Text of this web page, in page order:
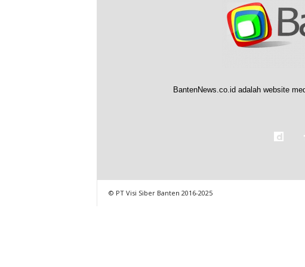
BantenNews.co.id adalah website
© PT Visi Siber Banten 2016-2025